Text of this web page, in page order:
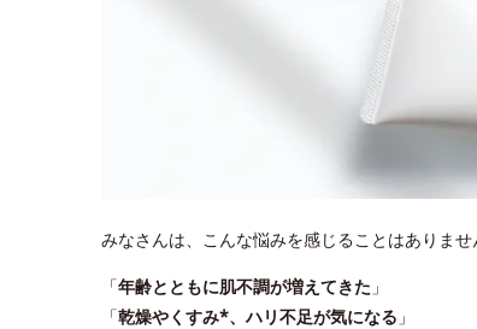
みなさんは、こんな悩みを感じることはありませ
「年齢とともに肌不調が増えてきた 」
「乾燥やくすみ*、ハリ不足が気になる 」